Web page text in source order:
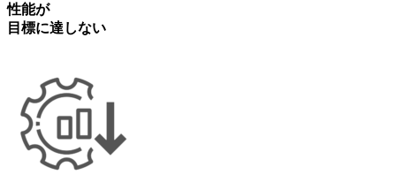
性能が
目標に達しない